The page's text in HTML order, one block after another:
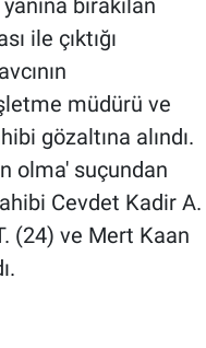
bırakılan
ile çıktığı
müdürü ve
gözaltına alındı.
olma' suçundan
Cevdet Kadir A.
(24) ve Mert Kaan